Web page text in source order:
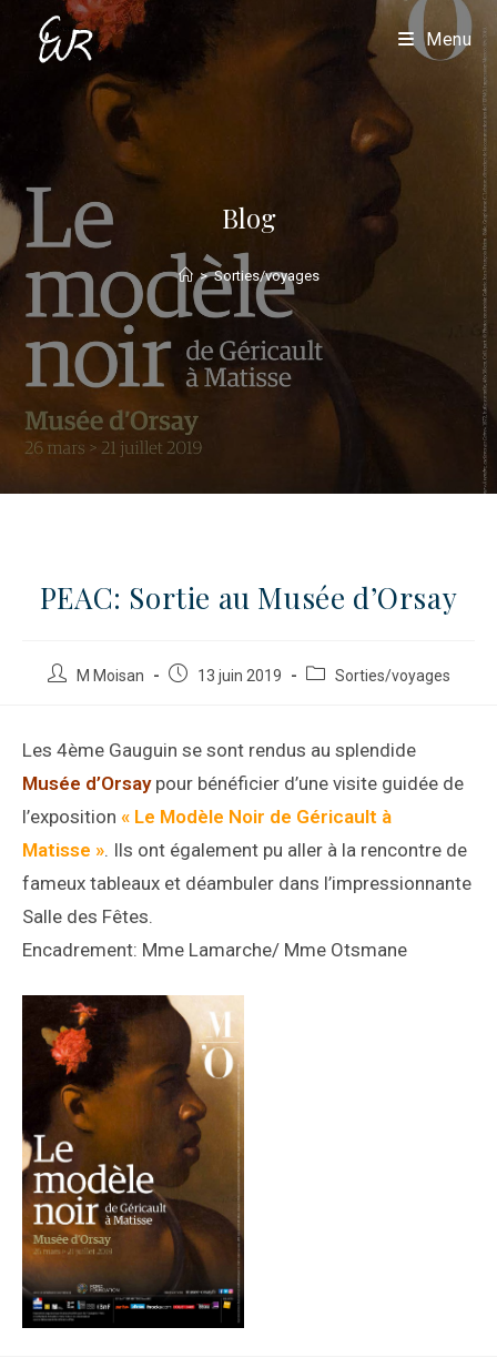
Menu
Blog
> Sorties/voyages
PEAC: Sortie au Musée d’Orsay
M Moisan 13 juin 2019 Sorties/voyages
Les 4ème Gauguin se sont rendus au splendide
Musée d’Orsaypour bénéficier d’une visite guidée de
l’exposition « Le Modèle Noir de Géricault à
Matisse ». Ils ont également pu aller à la rencontre de
fameux tableaux et déambuler dans l’impressionnante
Salle des Fêtes.
Encadrement: Mme Lamarche/ Mme Otsmane